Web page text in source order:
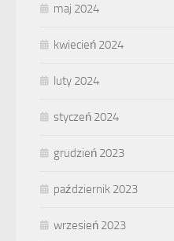
maj 2024
kwiecień 2024
luty 2024
styczeń 2024
grudzień 2023
październik 2023
wrzesień 2023